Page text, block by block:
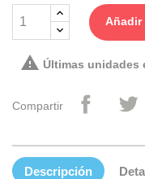
Añadir
 Últimas unidades
Compartir
Descripción